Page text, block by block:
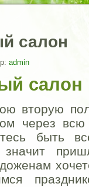
салон
admin
салон
вторую
через
быть